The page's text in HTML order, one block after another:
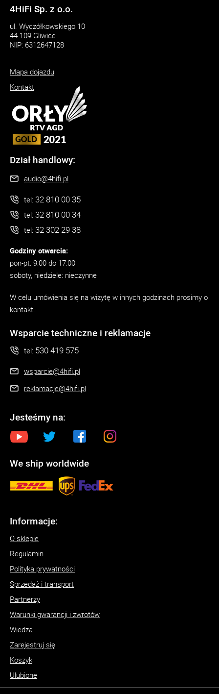
4HiFi Sp. z o.o.
ul. Wyczółkowskiego 10
44-109 Gliwice
NIP: 6312647128
Mapa dojazdu
Kontakt
Dział handlowy:
audio@4hifi.pl
tel: 32 810 00 35
tel: 32 810 00 34
tel: 32 302 29 38
Godziny otwarcia:
pon-pt: 9:00 do 17:00
soboty, niedziele: nieczynne
W celu umówienia się na wizytę w innych godzinach prosimy o
kontakt.
Wsparcie techniczne i reklamacje
tel: 530 419 575
wsparcie@4hifi.pl
reklamacje@4hifi.pl
Jesteśmy na:
We ship worldwide
Informacje:
O sklepie
Regulamin
Polityka prywatności
Sprzedaż i transport
Partnerzy
Warunki gwarancji i zwrotów
Wiedza
Zarejestruj się
Koszyk
Ulubione